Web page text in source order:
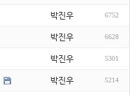
박진우 6752
박진우 6628
박진우 5301
박진우 5214